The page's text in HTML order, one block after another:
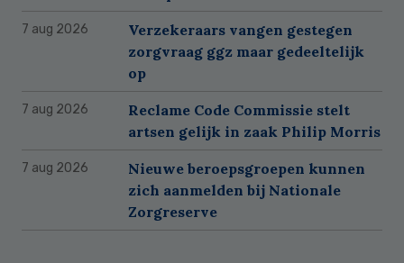
7 aug 2026
Verzekeraars vangen gestegen
zorgvraag ggz maar gedeeltelijk
op
7 aug 2026
Reclame Code Commissie stelt
artsen gelijk in zaak Philip Morris
7 aug 2026
Nieuwe beroepsgroepen kunnen
zich aanmelden bij Nationale
Zorgreserve